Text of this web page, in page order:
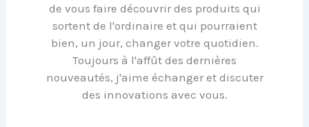
de vous faire découvrir des produits qui
sortent de l'ordinaire et qui pourraient
bien, un jour, changer votre quotidien.
Toujours à l'affût des dernières
nouveautés, j'aime échanger et discuter
des innovations avec vous.